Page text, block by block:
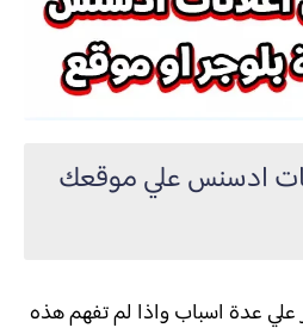
ادسنس علي موقعك
علي عدة اسباب واذا لم تفهم هذه